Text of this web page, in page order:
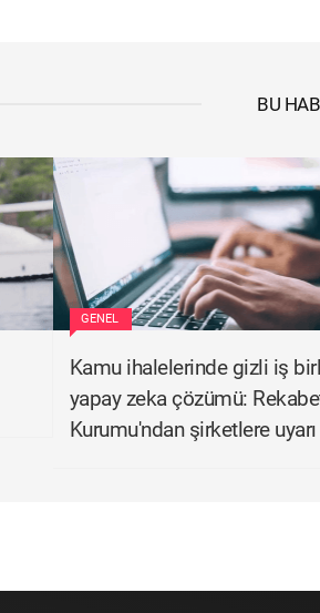
BU
GENEL
Kamu ihalelerinde gizli iş
yapay zeka çözümü:
Kurumu'ndan şirketlere uyarı